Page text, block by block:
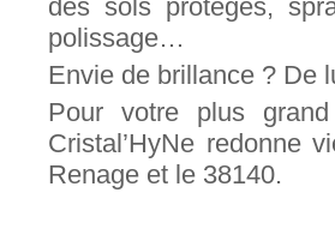
des sols protégés,
polissage…
Envie de brillance ? De
Pour votre plus grand
Cristal’HyNe redonne
Renage et le 38140.